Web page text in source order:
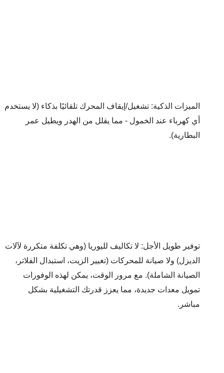
الميزات الذكية: تشغيل/إيقاف المحرك تلقائيًا بذكاء (لا يستخدم
أي كهرباء عند الخمول - مما يقلل من الهدر ويطيل عمر
توفير طويل الأجل: لا تكاليف لليوريا (وهي تكلفة متكررة لآلات
تمويل معدات جديدة، مما يعزز قدرتك التشغيلية بشكل